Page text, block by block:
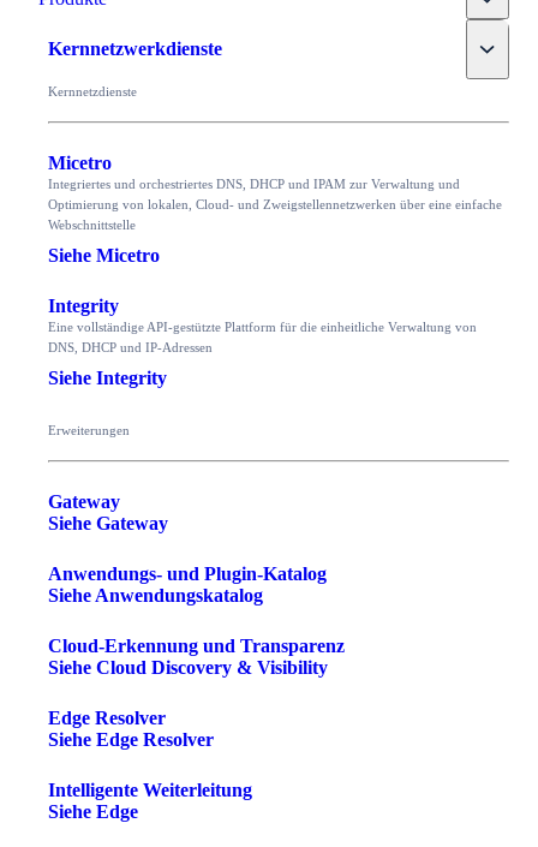
Kernnetzwerkdienste Toggle
Kernnetzdienste
Micetro
Integriertes und orchestriertes DNS, DHCP und IPAM zur Verwaltung und
Optimierung von lokalen, Cloud- und Zweigstellennetzwerken über eine einfache
Webschnittstelle
Siehe Micetro
Integrity
Eine vollständige API-gestützte Plattform für die einheitliche Verwaltung von
DNS, DHCP und IP-Adressen
Siehe Integrity
Erweiterungen
Gateway
Siehe Gateway
Anwendungs- und Plugin-Katalog
Siehe Anwendungskatalog
Cloud-Erkennung und Transparenz
Siehe Cloud Discovery & Visibility
Edge Resolver
Siehe Edge Resolver
Intelligente Weiterleitung
Siehe Edge